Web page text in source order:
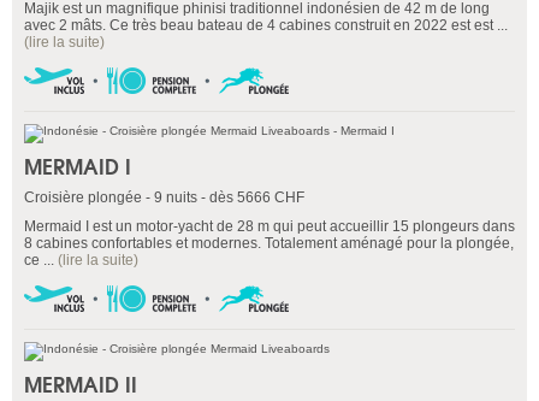
Majik est un magnifique phinisi traditionnel indonésien de 42 m de long
avec 2 mâts. Ce très beau bateau de 4 cabines construit en 2022 est est ...
(lire la suite)
MERMAID I
Croisière plongée - 9 nuits - dès 5666 CHF
Mermaid I est un motor-yacht de 28 m qui peut accueillir 15 plongeurs dans
8 cabines confortables et modernes. Totalement aménagé pour la plongée,
ce ... (lire la suite)
MERMAID II